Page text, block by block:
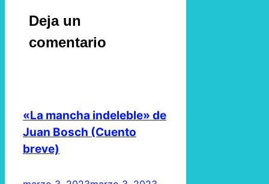
Deja un
comentario
«La mancha indeleble» de
Juan Bosch (Cuento
breve)